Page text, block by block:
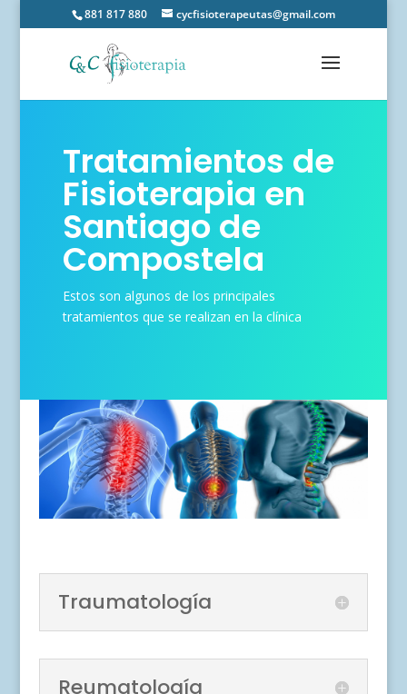
881 817 880 cycfisioterapeutas@gmail.com
Tratamientos de
Fisioterapia en
Santiago de
Compostela
Estos son algunos de los principales
tratamientos que se realizan en la clínica
Traumatología
Reumatología